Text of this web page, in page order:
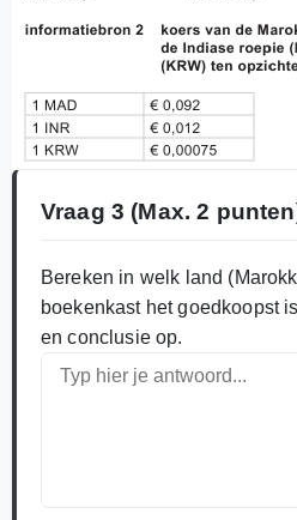
Vraag 3 (Max. 2
Bereken in welk land
boekenkast het goedkoopst
en conclusie op.